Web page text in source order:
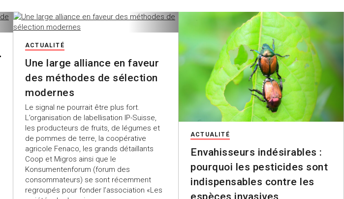
ACTUALITÉ
Une large alliance en faveur
des méthodes de sélection
modernes
Le signal ne pourrait être plus fort.
L’organisation de labellisation IP-Suisse,
les producteurs de fruits, de légumes et
de pommes de terre, la coopérative
agricole Fenaco, les grands détaillants
Coop et Migros ainsi que le
Konsumentenforum (forum des
consommateurs) se sont récemment
regroupés pour fonder l’association «Les
ACTUALITÉ
Envahisseurs indésirables :
pourquoi les pesticides sont
indispensables contre les